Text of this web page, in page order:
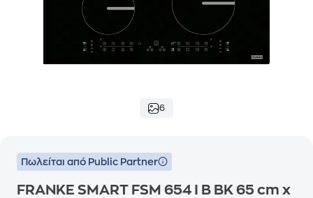
6
Πωλείται από Public Partner
FRANKE SMART FSM 654 I B BK 65 cm x